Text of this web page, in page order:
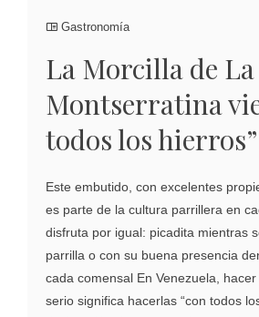
Gastronomía
La Morcilla de La
Montserratina
todos los hierros”
Este embutido, con excelentes
es parte de la cultura parrillera en
disfruta por igual: picadita mientras
parrilla o con su buena presencia
cada comensal En Venezuela,
serio significa hacerlas “con todos